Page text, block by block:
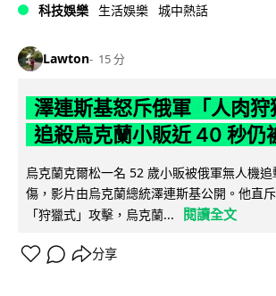
科技娛樂 生活娛樂 城中熱話
Lawton 15 分
澤連斯基怒斥俄軍「人肉狩
追殺烏克蘭小販近 40 秒仍
烏克蘭克爾松一名 52 歲小販被俄軍無人機
傷，影片由烏克蘭總統澤連斯基公開。他直
「狩獵式」攻擊，烏克蘭...
閱讀全文
分享